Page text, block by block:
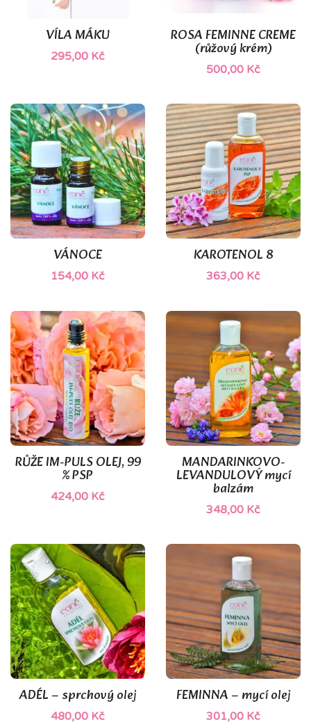
VÍLA MÁKU
295,00 Kč
ROSA FEMINNE CREME
(růžový krém)
500,00 Kč
VÁNOCE
154,00 Kč
(1)
KAROTENOL 8
363,00 Kč
(1)
RŮŽE IM-PULS OLEJ, 99
% PSP
424,00 Kč
MANDARINKOVO-
LEVANDULOVÝ mycí
balzám
348,00 Kč
ADÉL – sprchový olej
480,00 Kč
FEMINNA – mycí olej
301,00 Kč
(1)